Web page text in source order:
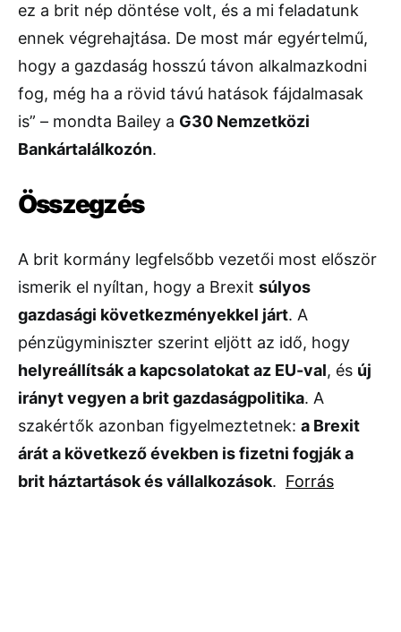
ez a brit nép döntése volt, és a mi feladatunk
ennek végrehajtása. De most már egyértelmű,
hogy a gazdaság hosszú távon alkalmazkodni
fog, még ha a rövid távú hatások fájdalmasak
is” – mondta Bailey a G30 Nemzetközi
Bankártalálkozón.
Összegzés
A brit kormány legfelsőbb vezetői most először
ismerik el nyíltan, hogy a Brexit súlyos
gazdasági következményekkel járt. A
pénzügyminiszter szerint eljött az idő, hogy
helyreállítsák a kapcsolatokat az EU-val, és új
irányt vegyen a brit gazdaságpolitika. A
szakértők azonban figyelmeztetnek: a Brexit
árát a következő években is fizetni fogják a
brit háztartások és vállalkozások. Forrás